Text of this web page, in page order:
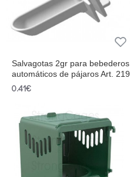
Salvagotas 2gr para bebederos
automáticos de pájaros Art. 219
0.41€